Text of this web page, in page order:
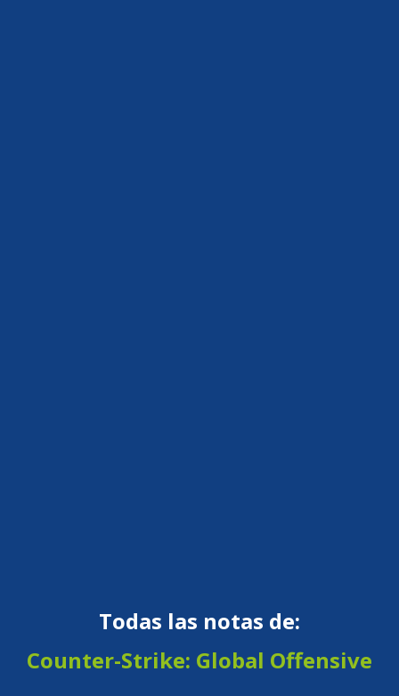
Todas las notas de:
Counter-Strike: Global Offensive